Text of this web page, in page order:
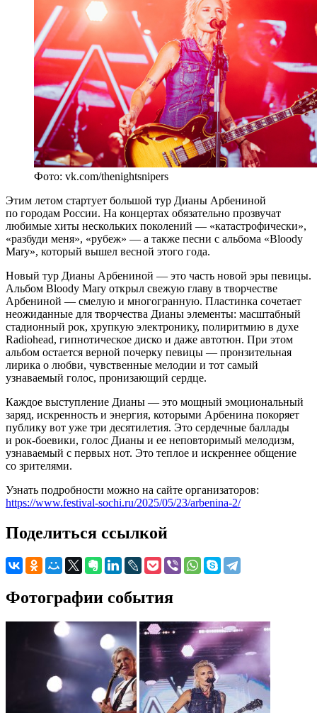
Фото: vk.com/thenightsnipers
Этим летом стартует большой тур Дианы Арбениной
по городам России. На концертах обязательно прозвучат
любимые хиты нескольких поколений — «катастрофически»,
«разбуди меня», «рубеж» — а также песни с альбома «Bloody
Mary», который вышел весной этого года.
Новый тур Дианы Арбениной — это часть новой эры певицы.
Альбом Bloody Mary открыл свежую главу в творчестве
Арбениной — смелую и многогранную. Пластинка сочетает
неожиданные для творчества Дианы элементы: масштабный
стадионный рок, хрупкую электронику, полиритмию в духе
Radiohead, гипнотическое диско и даже автотюн. При этом
альбом остается верной почерку певицы — пронзительная
лирика о любви, чувственные мелодии и тот самый
узнаваемый голос, пронизающий сердце.
Каждое выступление Дианы — это мощный эмоциональный
заряд, искренность и энергия, которыми Арбенина покоряет
публику вот уже три десятилетия. Это сердечные баллады
и рок-боевики, голос Дианы и ее неповторимый мелодизм,
узнаваемый с первых нот. Это теплое и искреннее общение
со зрителями.
Узнать подробности можно на сайте организаторов:
https://www.festival-sochi.ru/2025/05/23/arbenina-2/
Поделиться ссылкой
Фотографии события